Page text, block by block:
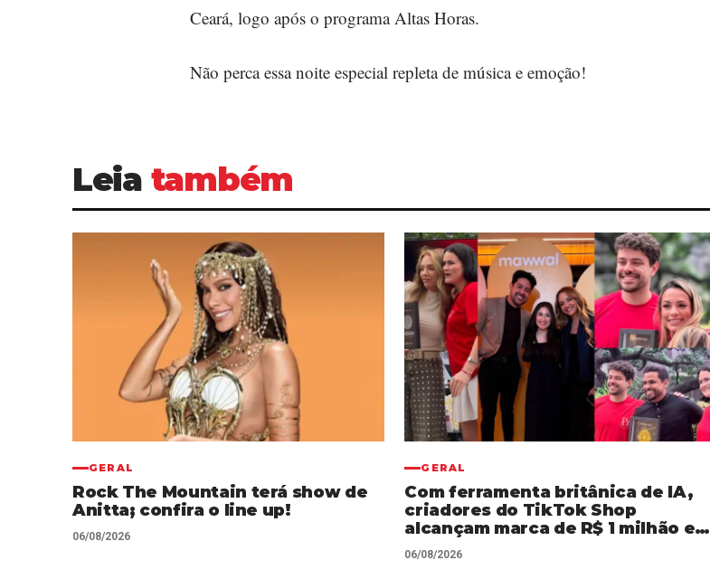
Ceará, logo após o programa Altas Horas.
Não perca essa noite especial repleta de música e emoção!
Leia também
GERAL
Rock The Mountain terá show de
Anitta; confira o line up!
06/08/2026
GERAL
Com ferramenta britânica de IA,
criadores do TikTok Shop
alcançam marca de R$ 1 milhão em
vendas sem precisar decorar
roteiros
06/08/2026